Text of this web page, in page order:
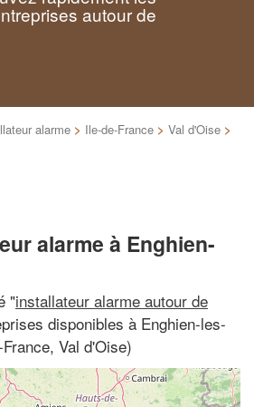
autour de
alarme > Ile-de-France > Val d'Oise >
alarme à Enghien-
"installateur alarme autour de
disponibles à Enghien-les-
Val d'Oise)